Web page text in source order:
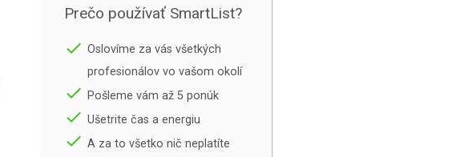
Prečo používať SmartList?
done Oslovíme za vás všetkých
profesionálov vo vašom okolí
done Pošleme vám až 5 ponúk
done Ušetrite čas a energiu
done A za to všetko nič neplatíte